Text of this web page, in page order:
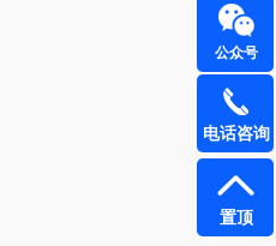
公众号
电话咨询
置顶